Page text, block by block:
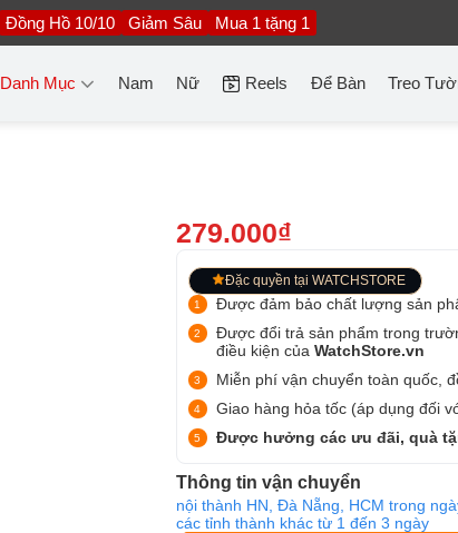
Đồng Hồ 10/10 Giảm Sâu Mua 1 tặng 1
Danh Mục Nam Nữ Reels Để Bàn Treo
279.000₫
Đặc quyền tại WATCHSTORE
Được đảm bảo chất lượng sản
Được đổi trả sản phẩm trong
điều kiện của WatchStore.vn
Miễn phí vận chuyển toàn quốc,
Giao hàng hỏa tốc (áp dụng đối
Được hưởng các ưu đãi, quà
Thông tin vận chuyển
nội thành HN, Đà Nẵng, HCM trong
các tỉnh thành khác từ 1 đến 3 ngày